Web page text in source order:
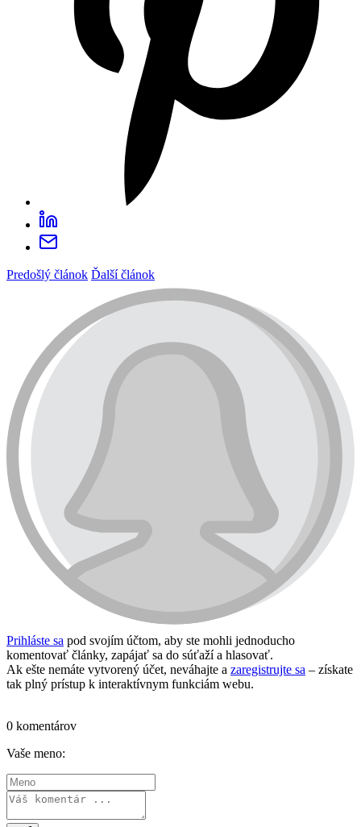
Predošlý článok Ďalší článok
Prihláste sa pod svojím účtom, aby ste mohli jednoducho
komentovať články, zapájať sa do súťaží a hlasovať.
Ak ešte nemáte vytvorený účet, neváhajte a zaregistrujte sa – získate
tak plný prístup k interaktívnym funkciám webu.
0 komentárov
Vaše meno: